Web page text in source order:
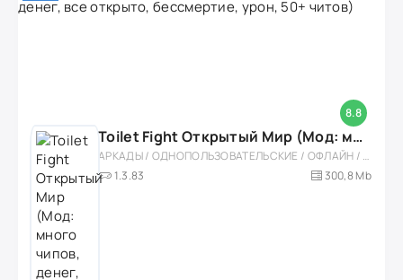
8.8
Toilet Fight Открытый Мир (Мод: много чипов, денег, все открыто, бессмертие, урон, 50+ читов)
АРКАДЫ / ОДНОПОЛЬЗОВАТЕЛЬСКИЕ / ОФЛАЙН / МОД / РОЛЕВЫЕ / ШУТЕРЫ / ОТКРЫТЫЙ МИР / ВСТРОЕННЫЙ КЕШ / 3D / ЭКШЕНЫ / ТУАЛЕТНЫЕ ВОЙНЫ / ДЛЯ ДЕТЕЙ
1.3.83
300,8 Mb